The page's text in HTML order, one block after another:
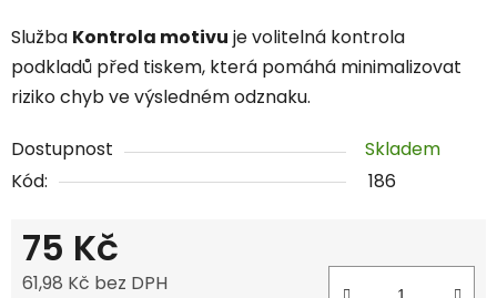
Služba Kontrola motivu je volitelná kontrola
podkladů před tiskem, která pomáhá minimalizovat
riziko chyb ve výsledném odznaku.
Dostupnost
Skladem
Kód:
186
75 Kč
61,98 Kč bez DPH